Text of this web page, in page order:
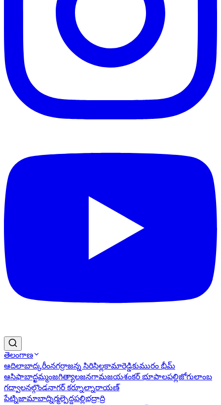
తెలంగాణ
ఆదిలాబాద్కరీంనగర్రాజన్న సిరిసిల్లకామారెడ్డికుమురం భీమ్
ఆసిఫాబాద్ఖమ్మంజగిత్యాలజనగామజయశంకర్ భూపాలపల్లిజోగులాంబ
గద్వాలనల్గొండనాగర్ కర్నూల్నారాయణ్
పేట్నిజామాబాద్నిర్మల్పెద్దపల్లిభద్రాద్రి